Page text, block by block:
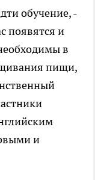
обучение, -
появятся и
в
пищи,
и